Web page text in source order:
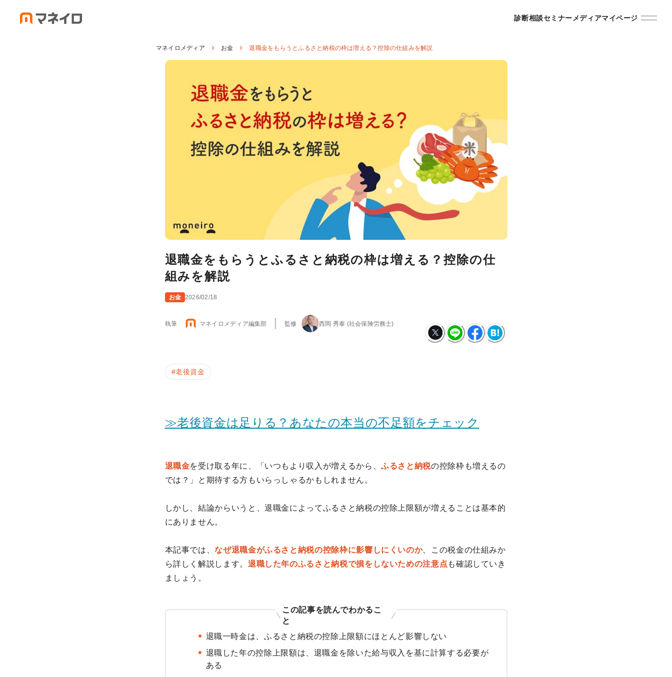
診断相談セミナーメディアマイページ
マネイロメディア お金 退職金をもらうとふるさと納税の枠は増える？控除の仕組みを解説
退職金をもらうとふるさと納税の枠は増える？控除の仕
組みを解説
お金 2026/02/18
執筆 マネイロメディア編集部 監修 西岡 秀泰 (社会保険労務士)
#老後資金
≫老後資金は足りる？あなたの本当の不足額をチェック
退職金を受け取る年に、「いつもより収入が増えるから、ふるさと納税の控除枠も増えるの
では？」と期待する方もいらっしゃるかもしれません。
しかし、結論からいうと、退職金によってふるさと納税の控除上限額が増えることは基本的
にありません。
本記事では、なぜ退職金がふるさと納税の控除枠に影響しにくいのか、この税金の仕組みか
ら詳しく解説します。 退職した年のふるさと納税で損をしないための注意点 も確認していき
ましょう。
この記事を読んでわかるこ
と
退職一時金は、ふるさと納税の控除上限額にほとんど影響しない
退職した年の控除上限額は、退職金を除いた給与収入を基に計算する必要が
ある